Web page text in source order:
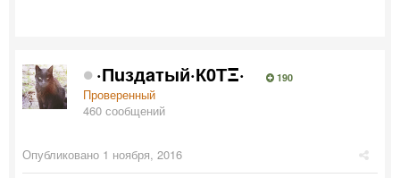
·Пuздaтый·К0ТΞ· 190
Проверенный
460 сообщений
Опубликовано 1 ноября, 2016